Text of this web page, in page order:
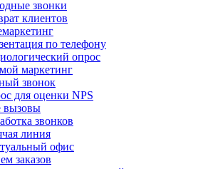
звонки
клиентов
по телефону
опрос
маркетинг
звонок
для оценки NPS
вызовы
звонков
линия
офис
заказов